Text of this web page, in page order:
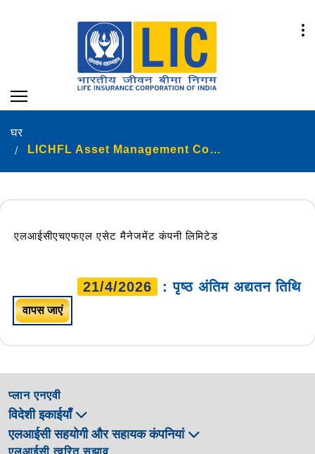
घर
LICHFL Asset Management Company Limited
एलआईसीएचएफएल एसेट मैनेजमेंट कंपनी लिमिटेड
21/4/2026 : पृष्ठ अंतिम अद्यतन तिथि
वापस जाएं
प्लान एनएवी
विदेशी इकाईयाँ
एलआईसी सहयोगी और सहायक कंपनियां
एलआईसी त्वरित सुझाव